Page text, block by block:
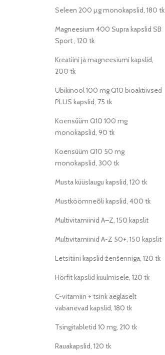
Seleen 200 µg monokapslid, 180 tk
Magneesium 400 Supra kapslid SB
Sport , 120 tk
Kreatiini ja magneesiumi kapslid,
200 tk
Ubikinool 100 mg Q10 bioaktiivsed
PLUS kapslid, 75 tk
Koensüüm Q10 100 mg
monokapslid, 90 tk
Koensüüm Q10 50 mg
monokapslid, 300 tk
Musta küüslaugu kapslid, 120 tk
Mustköömneõli kapslid, 400 tk
Multivitamiinid A–Z, 150 kapslit
Multivitamiinid A-Z 50+, 150 kapslit
Letsitiini kapslid ženšenniga, 120 tk
Hörfit kapslid kuulmisele, 120 tk
C-vitamiin + tsink aeglaselt
vabanevad kapslid, 180 tk
Tsingitabletid 10 mg, 210 tk
Rauakapslid, 120 tk